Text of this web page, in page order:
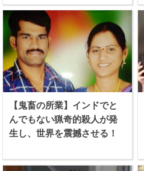
【鬼畜の所業】インドでと
んでもない猟奇的殺人が発
生し、世界を震撼させる！